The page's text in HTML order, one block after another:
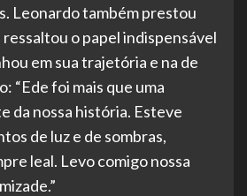
Leonardo também prestou
ressaltou o papel indispensável
em sua trajetória e na de
“Ede foi mais que uma
da nossa história. Esteve
de luz e de sombras,
leal. Levo comigo nossa